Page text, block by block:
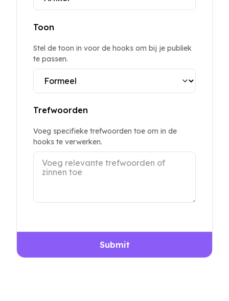
Toon
Stel de toon in voor de hooks om bij je publiek
te passen.
Trefwoorden
Voeg specifieke trefwoorden toe om in de
hooks te verwerken.
Submit